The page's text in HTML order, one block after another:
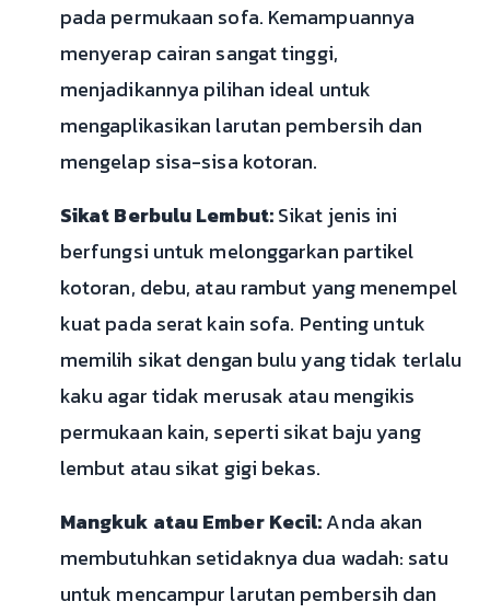
pada permukaan sofa. Kemampuannya
menyerap cairan sangat tinggi,
menjadikannya pilihan ideal untuk
mengaplikasikan larutan pembersih dan
mengelap sisa-sisa kotoran.
Sikat Berbulu Lembut:Sikat jenis ini
berfungsi untuk melonggarkan partikel
kotoran, debu, atau rambut yang menempel
kuat pada serat kain sofa. Penting untuk
memilih sikat dengan bulu yang tidak terlalu
kaku agar tidak merusak atau mengikis
permukaan kain, seperti sikat baju yang
lembut atau sikat gigi bekas.
Mangkuk atau Ember Kecil:Anda akan
membutuhkan setidaknya dua wadah: satu
untuk mencampur larutan pembersih dan